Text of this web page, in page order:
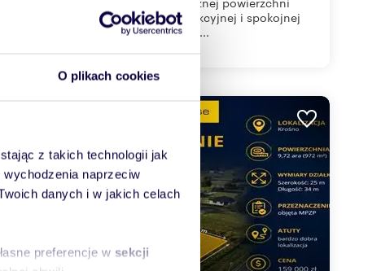
O plikach cookies
z takich technologii jak
naprzeciw
danych i w jakich celach
preferencje w sekcji
około 9,5 ara, położone w atrakcyjnej i spokojnej
części Krosna. Działki nadają s...